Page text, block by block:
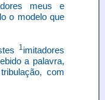
meus e
o modelo que
1imitadores
a palavra,
com